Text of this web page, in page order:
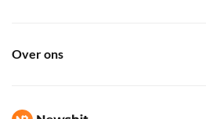
Over ons